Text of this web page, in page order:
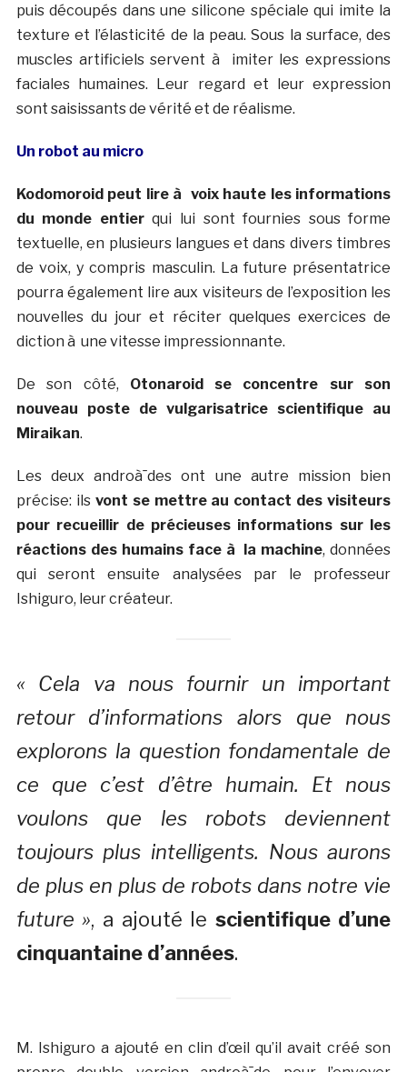
puis découpés dans une silicone spéciale qui imite la
texture et l’élasticité de la peau. Sous la surface, des
muscles artificiels servent à imiter les expressions
faciales humaines. Leur regard et leur expression
sont saisissants de vérité et de réalisme.
Un robot au micro
Kodomoroid peut lire à voix haute les informations
du monde entierqui lui sont fournies sous forme
textuelle, en plusieurs langues et dans divers timbres
de voix, y compris masculin. La future présentatrice
pourra également lire aux visiteurs de l’exposition les
nouvelles du jour et réciter quelques exercices de
diction à une vitesse impressionnante.
De son côté, Otonaroid se concentre sur son
nouveau poste de vulgarisatrice scientifique au
Miraikan.
Les deux androà¯des ont une autre mission bien
précise: ils vont se mettre au contact des visiteurs
pour recueillir de précieuses informations sur les
réactions des humains face à la machine, données
qui seront ensuite analysées par le professeur
Ishiguro, leur créateur.
« Cela va nous fournir un important
retour d’informations alors que nous
explorons la question fondamentale de
ce que c’est d’être humain. Et nous
voulons que les robots deviennent
toujours plus intelligents. Nous aurons
de plus en plus de robots dans notre vie
future », a ajouté le scientifique d’une
cinquantaine d’années.
M. Ishiguro a ajouté en clin d’œil qu’il avait créé son